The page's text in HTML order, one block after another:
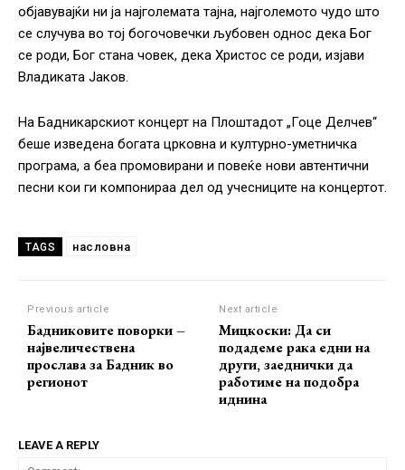
објавувајќи ни ја најголемата тајна, најголемото чудо што
се случува во тој богочовечки љубовен однос дека Бог
се роди, Бог стана човек, дека Христос се роди, изјави
Владиката Јаков.
На Бадникарскиот концерт на Плоштадот „Гоце Делчев“
беше изведена богата црковна и културно-уметничка
програма, а беа промовирани и повеќе нови автентични
песни кои ги компонираа дел од учесниците на концертот.
TAGS насловна
Previous article
Бадниковите поворки –
највеличествена
прослава за Бадник во
регионот
Next article
Мицкоски: Да си
подадеме рака едни на
други, заеднички да
работиме на подобра
иднина
LEAVE A REPLY